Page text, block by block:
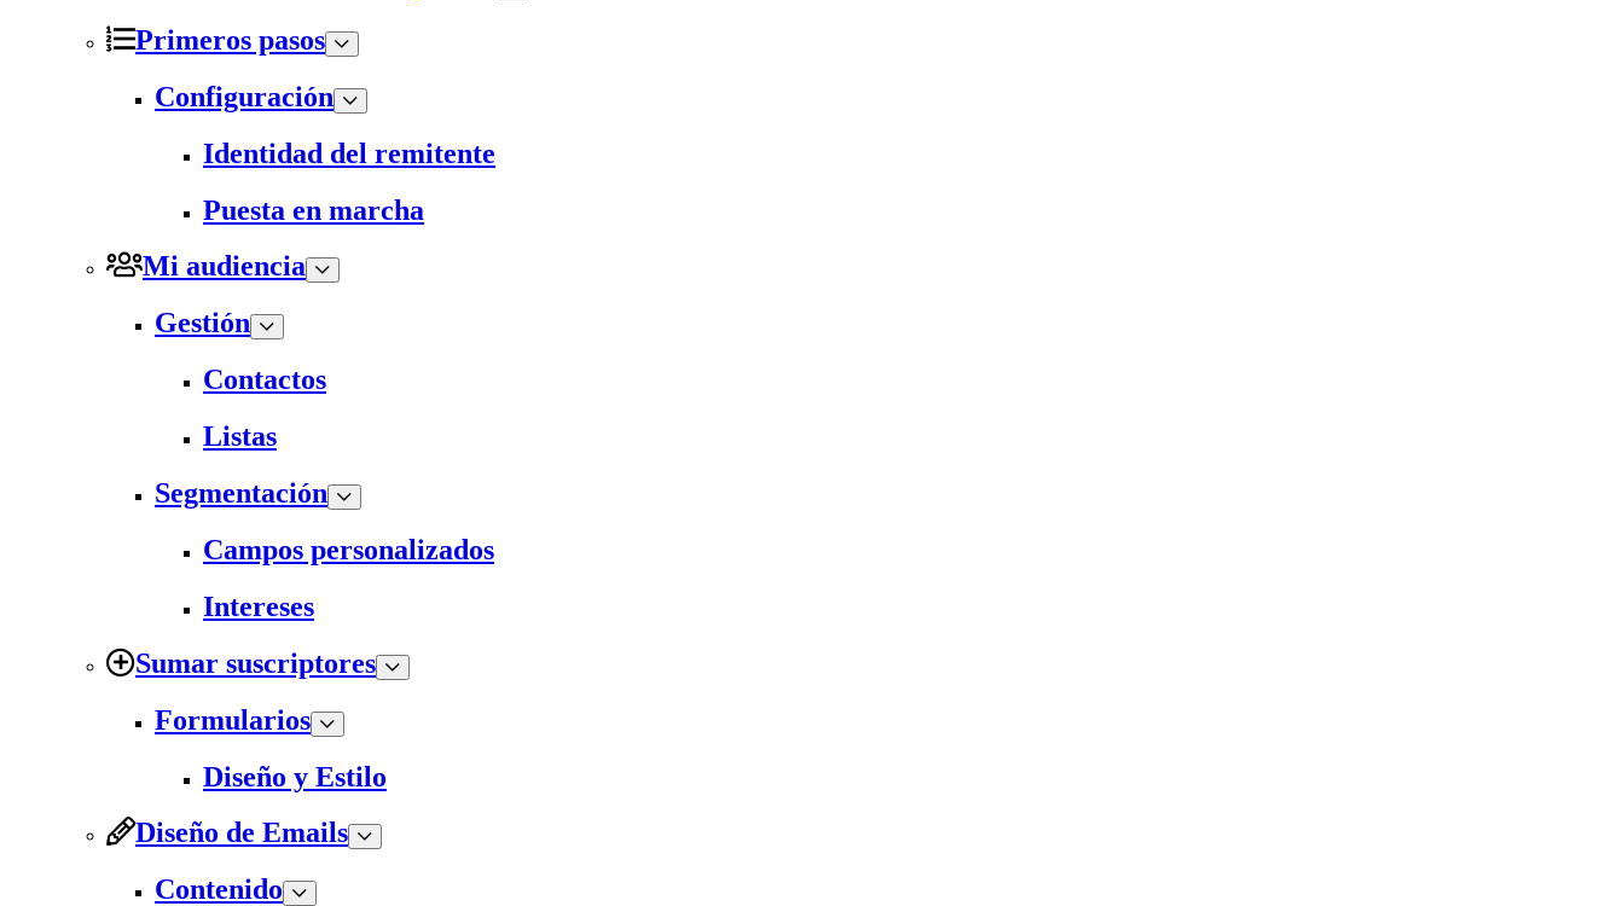
Primeros pasos
Configuración
Identidad del remitente
Puesta en marcha
Mi audiencia
Gestión
Contactos
Listas
Segmentación
Campos personalizados
Intereses
Sumar suscriptores
Formularios
Diseño y Estilo
Diseño de Emails
Contenido